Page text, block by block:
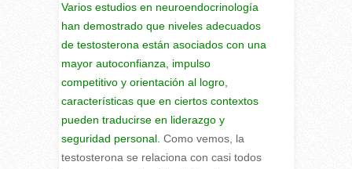
Varios estudios en neuroendocrinología
han demostrado que niveles adecuados
de testosterona están asociados con una
mayor autoconfianza, impulso
competitivo y orientación al logro,
características que en ciertos contextos
pueden traducirse en liderazgo y
seguridad personal. Como vemos, la
testosterona se relaciona con casi todos